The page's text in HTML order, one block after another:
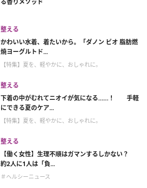
る香りメソッド
整える
かわいい水着、着たいから。「ダノン ビオ 脂肪燃
焼ヨーグルトド...
【特集】夏を、軽やかに、おしゃれに。
整える
下着の中がむれてニオイが気になる……！ 手軽
にできる夏のケア...
【特集】夏を、軽やかに、おしゃれに。
整える
【働く女性】生理不順はガマンするしかない？
約2人に1人は「負...
＃ヘルシーニュース